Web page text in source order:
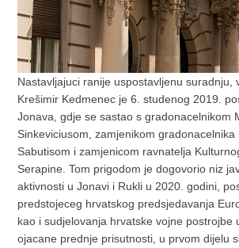
Nastavljajuci ranije uspostavljenu suradnju,
Krešimir Kedmenec je 6. studenog 2019.
Jonava, gdje se sastao s gradonacelnikom
Sinkeviciusom, zamjenikom gradonacelnika
Sabutisom i zamjenicom ravnatelja
Serapine. Tom prigodom je dogovorio niz
aktivnosti u Jonavi i Rukli u 2020. godini,
predstojeceg hrvatskog predsjedavanja
kao i sudjelovanja hrvatske vojne postrojbe
ojacane prednje prisutnosti, u prvom dijelu